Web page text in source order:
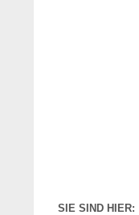
SIE SIND HIER: